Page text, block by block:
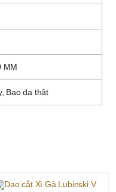
MM
Bao da thật